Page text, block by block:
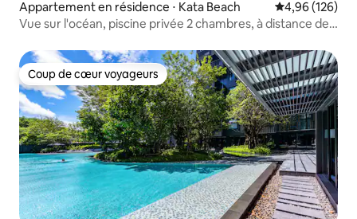
Appartement en résidence ⋅ Kata Beach Évaluation
4,96 (126)
Vue sur l'océan, piscine privée 2 chambres, à distance de
Coup de cœur voyageurs
Coup de cœur voyageurs